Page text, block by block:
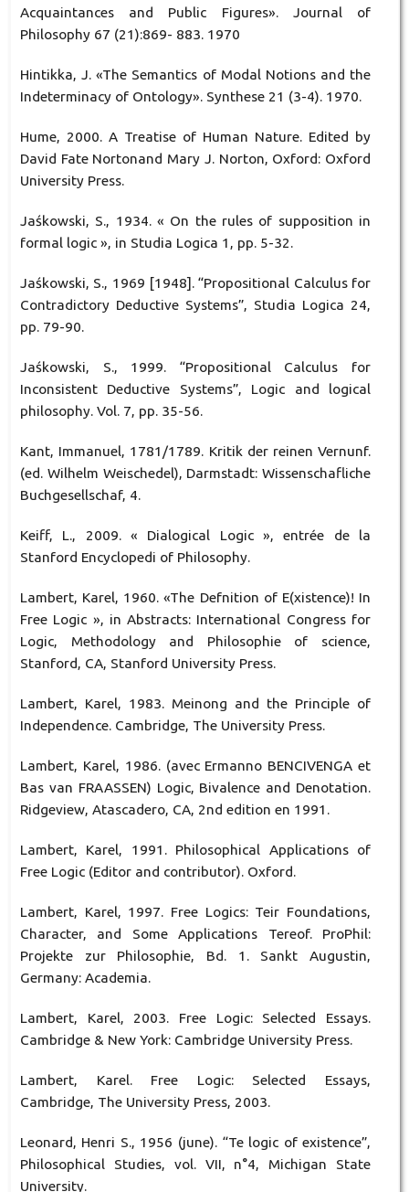
Acquaintances and Public Figures». Journal of
Philosophy 67 (21):869- 883. 1970
Hintikka, J. «The Semantics of Modal Notions and the
Indeterminacy of Ontology». Synthese 21 (3-4). 1970.
Hume, 2000. A Treatise of Human Nature. Edited by
David Fate Nortonand Mary J. Norton, Oxford: Oxford
University Press.
Jaśkowski, S., 1934. « On the rules of supposition in
formal logic », in Studia Logica 1, pp. 5-32.
Jaśkowski, S., 1969 [1948]. “Propositional Calculus for
Contradictory Deductive Systems”, Studia Logica 24,
pp. 79-90.
Jaśkowski, S., 1999. “Propositional Calculus for
Inconsistent Deductive Systems”, Logic and logical
philosophy. Vol. 7, pp. 35-56.
Kant, Immanuel, 1781/1789. Kritik der reinen Vernunf.
(ed. Wilhelm Weischedel), Darmstadt: Wissenschafliche
Buchgesellschaf, 4.
Keiff, L., 2009. « Dialogical Logic », entrée de la
Stanford Encyclopedi of Philosophy.
Lambert, Karel, 1960. «The Defnition of E(xistence)! In
Free Logic », in Abstracts: International Congress for
Logic, Methodology and Philosophie of science,
Stanford, CA, Stanford University Press.
Lambert, Karel, 1983. Meinong and the Principle of
Independence. Cambridge, The University Press.
Lambert, Karel, 1986. (avec Ermanno BENCIVENGA et
Bas van FRAASSEN) Logic, Bivalence and Denotation.
Ridgeview, Atascadero, CA, 2nd edition en 1991.
Lambert, Karel, 1991. Philosophical Applications of
Free Logic (Editor and contributor). Oxford.
Lambert, Karel, 1997. Free Logics: Teir Foundations,
Character, and Some Applications Tereof. ProPhil:
Projekte zur Philosophie, Bd. 1. Sankt Augustin,
Germany: Academia.
Lambert, Karel, 2003. Free Logic: Selected Essays.
Cambridge & New York: Cambridge University Press.
Lambert, Karel. Free Logic: Selected Essays,
Cambridge, The University Press, 2003.
Leonard, Henri S., 1956 (june). “Te logic of existence”,
Philosophical Studies, vol. VII, n°4, Michigan State
University.